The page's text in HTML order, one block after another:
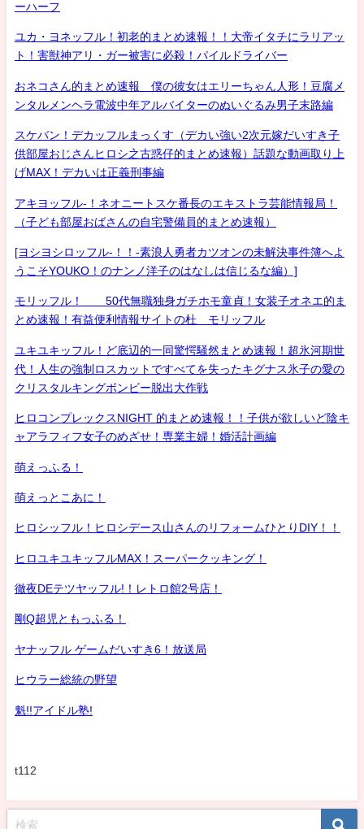
ーハーフ
ユカ・ヨネッフル！初老的まとめ速報！！大帝イタチにラリアッ
ト！害獣神アリ・ガー被害に必殺！パイルドライバー
おネコさん的まとめ速報 僕の彼女はエリーちゃん人形！豆腐メ
ンタルメンヘラ電波中年アルバイターのぬいぐるみ男子末路編
スケバン！デカッフルまっくす（デカい強い2次元嫁だいすき子
供部屋おじさんヒロシ之古惑仔的まとめ速報）話題な動画取り上
げMAX！デカいは正義刑事編
アキヨッフル-！ネオニートスケ番長のエキストラ芸能情報局！
（子ども部屋おばさんの自宅警備員的まとめ速報）
[ヨシヨシロッフル-！！-素浪人勇者カツオンの未解決事件簿へよ
うこそYOUKO！のナンノ洋子のはなしは信じるな編）]
モリッフル！ 50代無職独身ガチホモ童貞！女装子オネエ的ま
とめ速報！有益便利情報サイトの杜 モリッフル
ユキユキッフル！ど底辺的一同驚愕騒然まとめ速報！超氷河期世
代！人生の強制ロスカットですべてを失ったキグナス氷子の愛の
クリスタルキングボンビー脱出大作戦
ヒロコンプレックスNIGHT 的まとめ速報！！子供が欲しいど陰キ
ャアラフィフ女子のめざせ！専業主婦！婚活計画編
萌えっふる！
萌えっとこあに！
ヒロシッフル！ヒロシデース山さんのリフォームひとりDIY！！
ヒロユキユキッフルMAX！スーパークッキング！
徹夜DEテツヤッフル!！レトロ館2号店！
剛Q超児ともっふる！
ヤナッフル ゲームだいすき6！放送局
ヒウラー総統の野望
魁!!アイドル塾!
t112